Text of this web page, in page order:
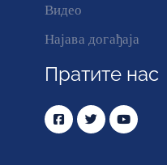
Видео
Најава догађаја
Пратите нас